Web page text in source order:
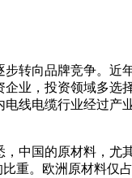
转向品牌竞争。近
业，投资领域多选
线电缆行业经过产
中国的原材料，尤
重。欧洲原材料仅